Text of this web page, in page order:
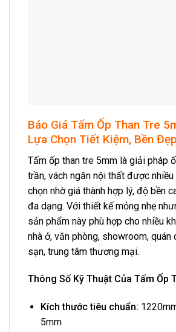
Báo Giá Tấm Ốp Than Tre
Lựa Chọn Tiết Kiệm, Bền Đẹp
Tấm ốp than tre 5mm là giải pháp
trần, vách ngăn nội thất được
chọn nhờ giá thành hợp lý, độ bền
đa dạng. Với thiết kế mỏng nhẹ
sản phẩm này phù hợp cho nhiều
nhà ở, văn phòng, showroom, quán
sạn, trung tâm thương mại.
Thông Số Kỹ Thuật Của Tấm Ốp
Kích thước tiêu chuẩn:
5mm